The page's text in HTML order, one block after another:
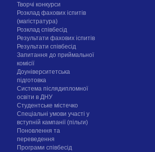
Творчі конкурси
Розклад фахових іспитів
(магістратура)
Розклад співбесід
Результати фахових іспитів
Результати співбесід
Запитання до приймальної
комісії
Доуніверситетська
підготовка
Система післядипломної
освіти в ДНУ
Cтудентське містечко
Спеціальні умови участі у
вступній кампанії (пільги)
Поновлення та
переведення
Програми співбесід